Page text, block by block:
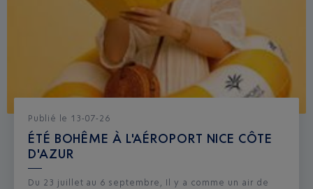
Publié le 13-07-26
ÉTÉ BOHÊME À L'AÉROPORT NICE CÔTE
D'AZUR
Du 23 juillet au 6 septembre, Il y a comme un air de